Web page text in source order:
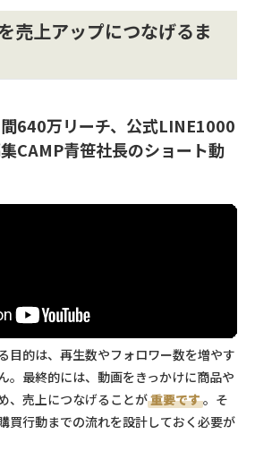
売上アップにつなげるま
640万リーチ、公式LINE1000
CAMP青笹社長のショート動
目的は、再生数やフォロワー数を増やす
。最終的には、動画をきっかけに商品や
、売上につなげることが重要です。そ
買行動までの流れを設計しておく必要が